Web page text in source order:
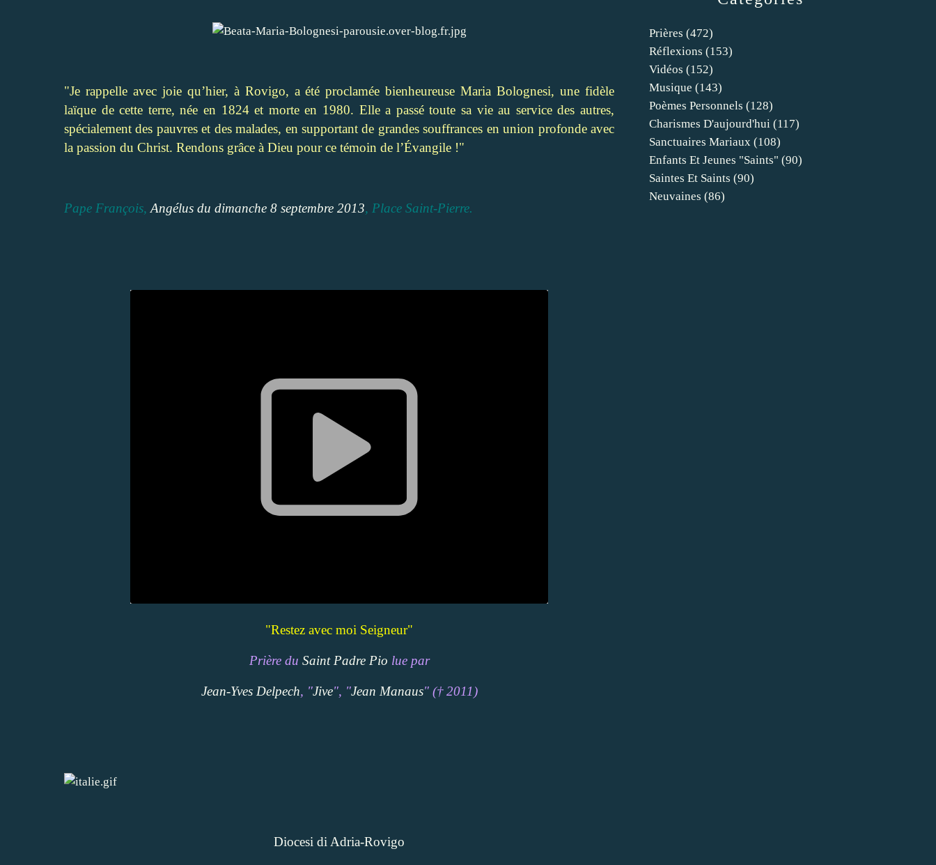
"Je rappelle avec joie qu’hier, à Rovigo, a été proclamée bienheureuse Maria Bolognesi, une fidèle
laïque de cette terre, née en 1824 et morte en 1980. Elle a passé toute sa vie au service des autres,
spécialement des pauvres et des malades, en supportant de grandes souffrances en union profonde avec
la passion du Christ. Rendons grâce à Dieu pour ce témoin de l’Évangile !"
Pape François, Angélus du dimanche 8 septembre 2013, Place Saint-Pierre.
"Restez avec moi Seigneur"
Prière du Saint Padre Pio lue par
Jean-Yves Delpech, "Jive", "Jean Manaus" († 2011)
Diocesi di Adria-Rovigo
Prières (472)
Réflexions (153)
Vidéos (152)
Musique (143)
Poèmes Personnels (128)
Charismes D'aujourd'hui (117)
Sanctuaires Mariaux (108)
Enfants Et Jeunes "saints" (90)
Saintes Et Saints (90)
Neuvaines (86)